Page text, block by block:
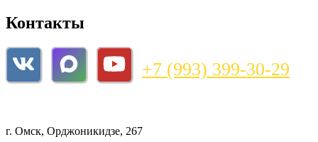
Контакты
+7 (993) 399-30-29
г. Омск, Орджоникидзе, 267